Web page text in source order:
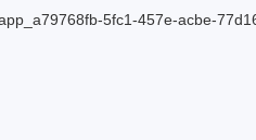
5fc1-457e-acbe-